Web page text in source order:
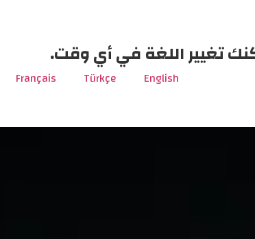
تغيير اللغة في أي وقت.
English
Türkçe
Français